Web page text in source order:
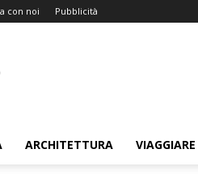
con noi Pubblicità
ARCHITETTURA VIAGGIARE